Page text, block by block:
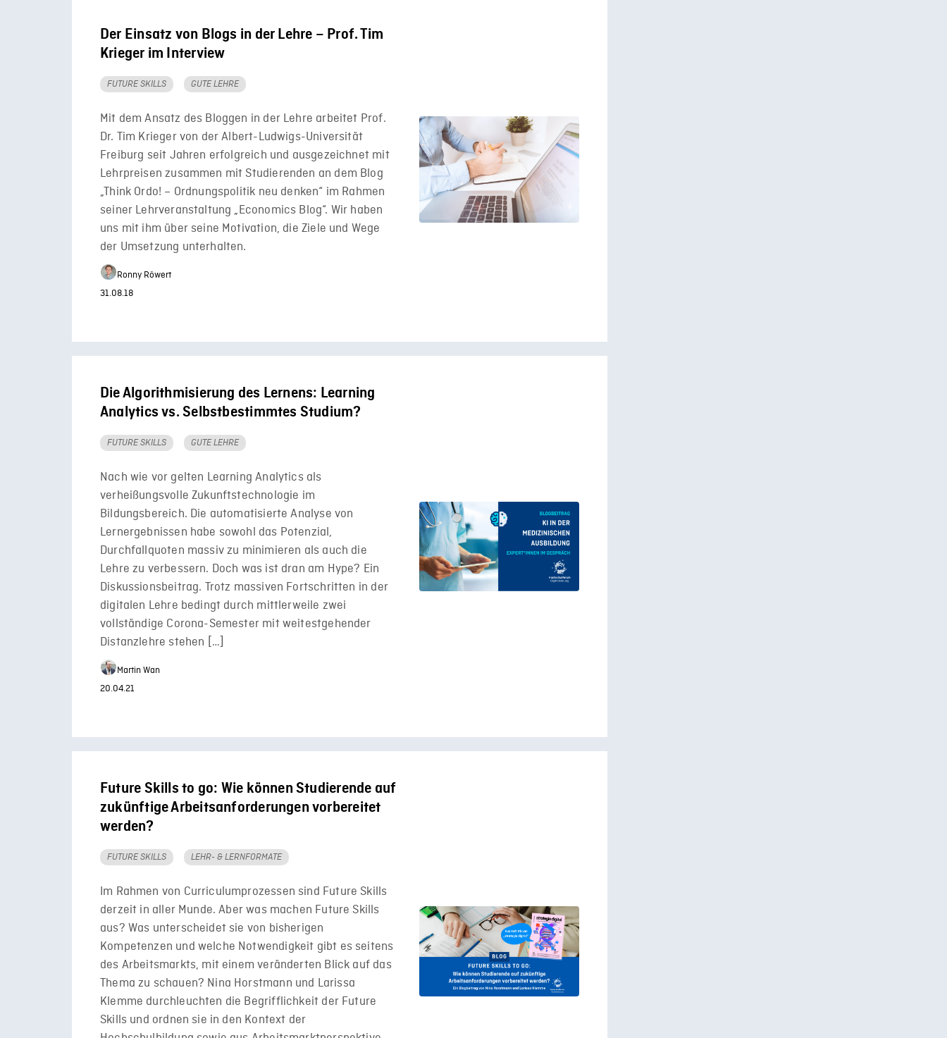
Der Einsatz von Blogs in der Lehre – Prof. Tim
Krieger im Interview
FUTURE SKILLS GUTE LEHRE
Mit dem Ansatz des Bloggen in der Lehre arbeitet Prof.
Dr. Tim Krieger von der Albert-Ludwigs-Universität
Freiburg seit Jahren erfolgreich und ausgezeichnet mit
Lehrpreisen zusammen mit Studierenden an dem Blog
„Think Ordo! – Ordnungspolitik neu denken“ im Rahmen
seiner Lehrveranstaltung „Economics Blog“. Wir haben
uns mit ihm über seine Motivation, die Ziele und Wege
der Umsetzung unterhalten.
Ronny Röwert
31.08.18
Die Algorithmisierung des Lernens: Learning
Analytics vs. Selbstbestimmtes Studium?
FUTURE SKILLS GUTE LEHRE
Nach wie vor gelten Learning Analytics als
verheißungsvolle Zukunftstechnologie im
Bildungsbereich. Die automatisierte Analyse von
Lernergebnissen habe sowohl das Potenzial,
Durchfallquoten massiv zu minimieren als auch die
Lehre zu verbessern. Doch was ist dran am Hype? Ein
Diskussionsbeitrag. Trotz massiven Fortschritten in der
digitalen Lehre bedingt durch mittlerweile zwei
vollständige Corona-Semester mit weitestgehender
Distanzlehre stehen […]
Martin Wan
20.04.21
Future Skills to go: Wie können Studierende auf
zukünftige Arbeitsanforderungen vorbereitet
werden?
FUTURE SKILLS LEHR- & LERNFORMATE
Im Rahmen von Curriculumprozessen sind Future Skills
derzeit in aller Munde. Aber was machen Future Skills
aus? Was unterscheidet sie von bisherigen
Kompetenzen und welche Notwendigkeit gibt es seitens
des Arbeitsmarkts, mit einem veränderten Blick auf das
Thema zu schauen? Nina Horstmann und Larissa
Klemme durchleuchten die Begrifflichkeit der Future
Skills und ordnen sie in den Kontext der